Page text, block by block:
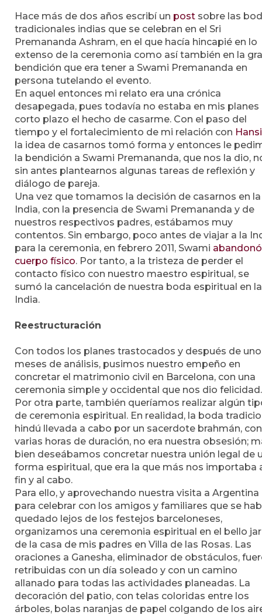
Hace más de dos años escribí un post sobre las
tradicionales indias que se celebran en el Sri
Premananda Ashram, en el que hacía hincapié en lo
extenso de la ceremonia como así también en la
bendición que era tener a Swami Premananda en
persona tutelando el evento.
En aquel entonces mi relato era una crónica
desapegada, pues todavía no estaba en mis planes
corto plazo el hecho de casarme. Con el paso del
tiempo y el fortalecimiento de mi relación con
la idea de casarnos tomó forma y entonces le
la bendición a Swami Premananda, que nos la dio,
sin antes plantearnos algunas tareas de reflexión y
diálogo de pareja.
Una vez que tomamos la decisión de casarnos en la
India, con la presencia de Swami Premananda y de
nuestros respectivos padres, estábamos muy
contentos. Sin embargo, poco antes de viajar a la
para la ceremonia, en febrero 2011, Swami
cuerpo físico. Por tanto, a la tristeza de perder el
contacto físico con nuestro maestro espiritual, se
sumó la cancelación de nuestra boda espiritual en la
India.
Reestructuración
Con todos los planes trastocados y después de
meses de análisis, pusimos nuestro empeño en
concretar el matrimonio civil en Barcelona, con una
ceremonia simple y occidental que nos dio felicidad.
Por otra parte, también queríamos realizar algún
de ceremonia espiritual. En realidad, la boda
hindú llevada a cabo por un sacerdote brahmán,
varias horas de duración, no era nuestra obsesión;
bien deseábamos concretar nuestra unión legal de
forma espiritual, que era la que más nos importaba
fin y al cabo.
Para ello, y aprovechando nuestra visita a Argentina
para celebrar con los amigos y familiares que se
quedado lejos de los festejos barceloneses,
organizamos una ceremonia espiritual en el bello
de la casa de mis padres en Villa de las Rosas. Las
oraciones a Ganesha, eliminador de obstáculos,
retribuidas con un día soleado y con un camino
allanado para todas las actividades planeadas. La
decoración del patio, con telas coloridas entre los
árboles, bolas naranjas de papel colgando de los